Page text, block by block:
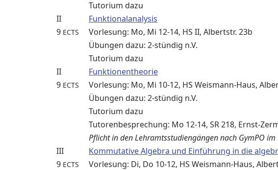
Tutorium dazu
II
9 ECTS
Funktionalanalysis
Vorlesung: Mo, Mi 12-14, HS II, Albertstr. 23b
Übungen dazu: 2-stündig n.V.
Tutorium dazu
II
9 ECTS
Funktionentheorie
Vorlesung: Mo, Mi 10-12, HS Weismann-Haus,
Übungen dazu: 2-stündig n.V.
Tutorium dazu
Tutorenbesprechung: Mo 12-14, SR 218, Ernst-
Pflicht in den Lehramtsstudiengängen nach GymPO
III
9 ECTS
Kommutative Algebra und Einführung in die
Vorlesung: Di, Do 10-12, HS Weismann-Haus,